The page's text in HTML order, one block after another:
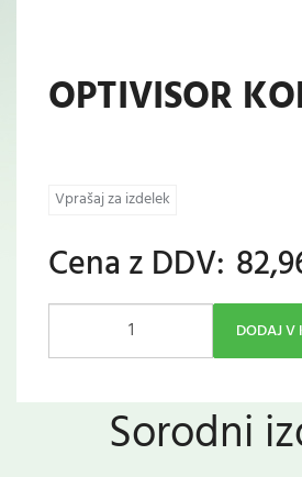
OPTIVISOR
Vprašaj za izdelek
Cena z DDV:
DODAJ V
Sorodni